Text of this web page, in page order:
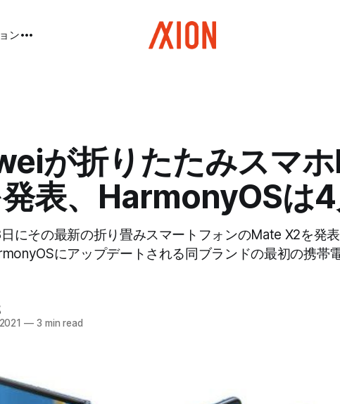
ン
が折りたたみスマ
表、HarmonyOSは
にその最新の折り畳みスマートフォンのMate X2を発
にアップデートされる同ブランドの最初の携帯
— 3 min read